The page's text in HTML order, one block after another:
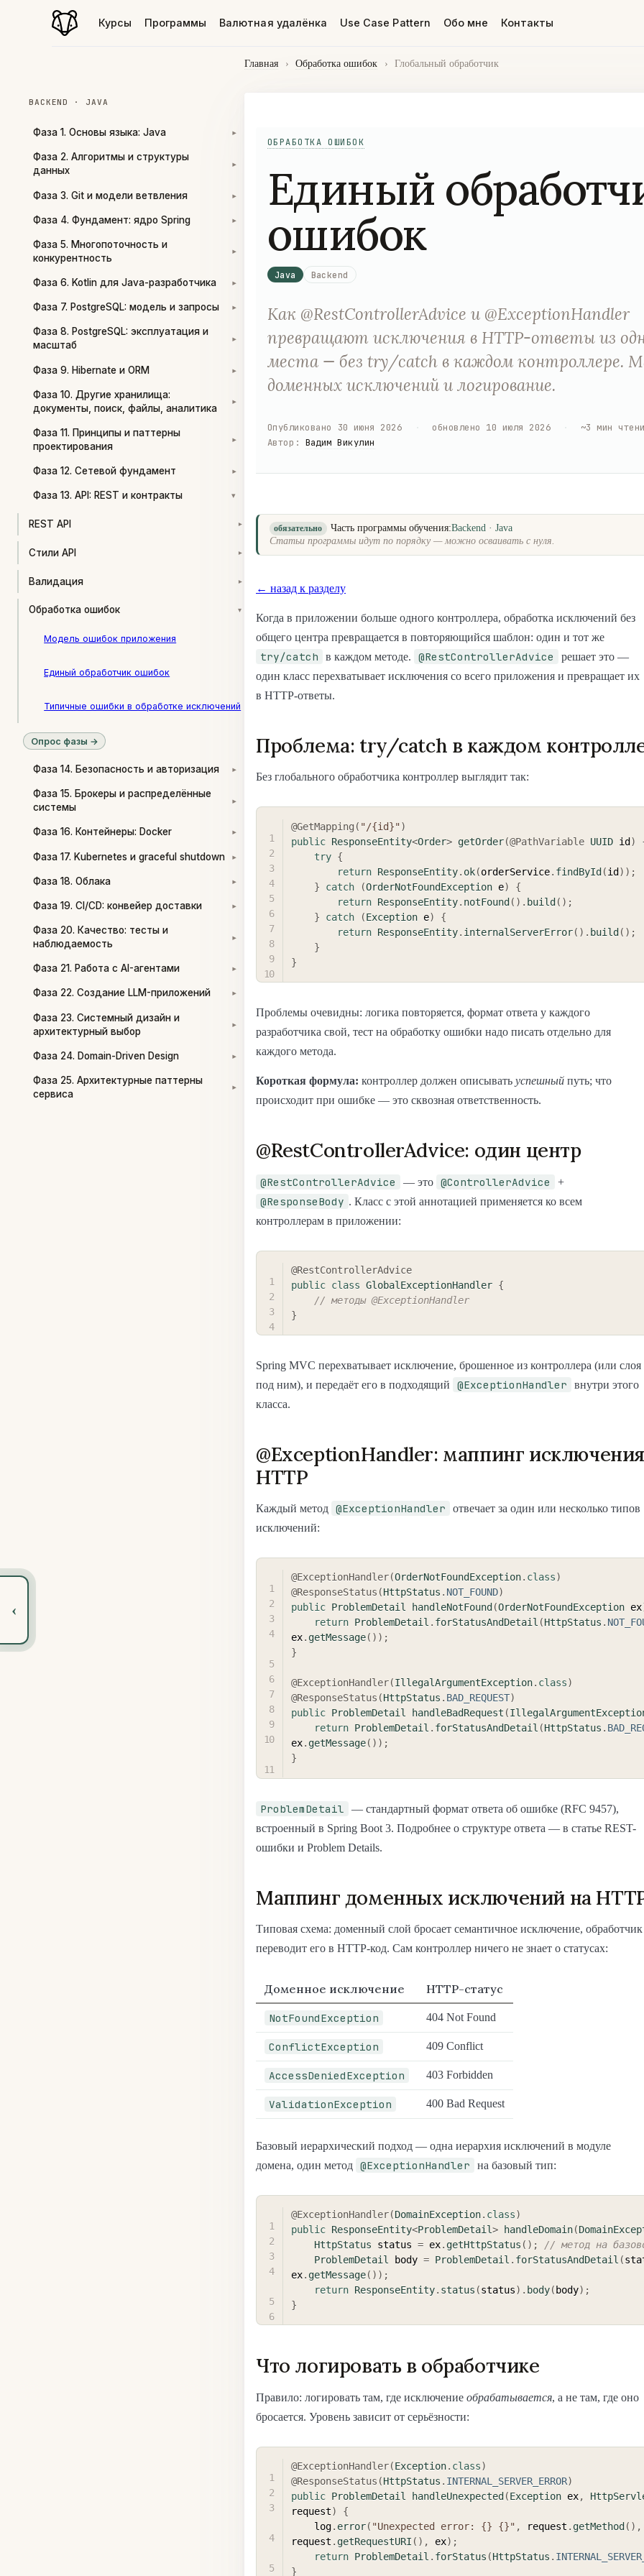
Курсы Программы Валютная удалёнка Use Case Pattern Обо мне Контакты
BACKEND · JAVA
Фаза 1. Основы языка: Java ▾
Фаза 2. Алгоритмы и структуры
данных
▾
Фаза 3. Git и модели ветвления ▾
Фаза 4. Фундамент: ядро Spring ▾
Фаза 5. Многопоточность и
конкурентность
▾
Фаза 6. Kotlin для Java-разработчика ▾
Фаза 7. PostgreSQL: модель и запросы ▾
Фаза 8. PostgreSQL: эксплуатация и
масштаб
▾
Фаза 9. Hibernate и ORM ▾
Фаза 10. Другие хранилища:
документы, поиск, файлы, аналитика
▾
Фаза 11. Принципы и паттерны
проектирования
▾
Фаза 12. Сетевой фундамент ▾
Фаза 13. API: REST и контракты ▾
REST API ▾
Стили API ▾
Валидация ▾
Обработка ошибок ▾
Модель ошибок приложения
Единый обработчик ошибок
Типичные ошибки в обработке исключений
Опрос фазы →
Фаза 14. Безопасность и авторизация ▾
Фаза 15. Брокеры и распределённые
системы
▾
Фаза 16. Контейнеры: Docker ▾
Фаза 17. Kubernetes и graceful shutdown ▾
Фаза 18. Облака ▾
Фаза 19. CI/CD: конвейер доставки ▾
Фаза 20. Качество: тесты и
наблюдаемость
▾
Фаза 21. Работа с AI-агентами ▾
Фаза 22. Создание LLM-приложений ▾
Фаза 23. Системный дизайн и
архитектурный выбор
▾
Фаза 24. Domain-Driven Design ▾
Фаза 25. Архитектурные паттерны
сервиса
▾
‹
Главная › Обработка ошибок › Глобальный обработчик
ОБРАБОТКА ОШИБОК
Единый
ошибок
Java Backend
Как @RestControllerAdvice и @ExceptionHandler
превращают исключения в HTTP-ответы из
места — без try/catch в каждом контроллере.
доменных исключений и логирование.
Опубликовано 30 июня 2026 обновлено 10 июля 2026 ~3 мин
Автор : Вадим Викулин
обязательно Часть программы обучения:Backend · Java
Статьи программы идут по порядку — можно осваивать с нуля.
← назад к разделу
Когда в приложении больше одного контроллера, обработка исключений без
общего центра превращается в повторяющийся шаблон: один и тот же
try/catch в каждом методе. @RestControllerAdvice
решает это —
один класс перехватывает исключения со всего приложения и превращает их
в HTTP-ответы.
Проблема: try/catch в каждом
Без глобального обработчика контроллер выглядит так:
@GetMapping ( "/{id}")
public ResponseEntity<Order> getOrder(@PathVariable UUID id)
try {
return ResponseEntity. ok(orderService. findById(id) ) ;
}
catch (OrderNotFoundException e)
{
return ResponseEntity. notFound( ) . build( ) ;
}
catch (Exception e)
{
return ResponseEntity. internalServerError( ) . build( ) ;
}
}
Проблемы очевидны: логика повторяется, формат ответа у каждого
разработчика свой, тест на обработку ошибки надо писать отдельно для
каждого метода.
Короткая формула: контроллер должен описывать успешный путь; что
происходит при ошибке — это сквозная ответственность.
@RestControllerAdvice: один центр
@RestControllerAdvice — это @ControllerAdvice +
@ResponseBody . Класс с этой аннотацией применяется ко всем
контроллерам в приложении:
@RestControllerAdvice
public class GlobalExceptionHandler {
// методы @ExceptionHandler
}
Spring MVC перехватывает исключение, брошенное из контроллера (или слоя
под ним), и передаёт его в подходящий
@ExceptionHandler
внутри этого
класса.
@ExceptionHandler: маппинг
HTTP
Каждый метод @ExceptionHandler
отвечает за один или несколько типов
исключений:
@ExceptionHandler(OrderNotFoundException. class)
@ResponseStatus (HttpStatus . NOT_FOUND)
public ProblemDetail handleNotFound (OrderNotFoundException ex
return ProblemDetail . forStatusAndDetail (HttpStatus .
ex. getMessage( ) ) ;
}
@ExceptionHandler(IllegalArgumentException. class)
@ResponseStatus (HttpStatus . BAD_REQUEST)
public ProblemDetail handleBadRequest (
return ProblemDetail . forStatusAndDetail (HttpStatus .
ex. getMessage( ) ) ;
}
ProblemDetail
— стандартный формат ответа об ошибке (RFC 9457),
встроенный в Spring Boot 3. Подробнее о структуре ответа — в статье REST-
ошибки и Problem Details.
Маппинг доменных исключений на
Типовая схема: доменный слой бросает семантичное исключение, обработчик
переводит его в HTTP-код. Сам контроллер ничего не знает о статусах:
Доменное исключение HTTP-статус
NotFoundException 404 Not Found
ConflictException 409 Conflict
AccessDeniedException 403 Forbidden
ValidationException 400 Bad Request
Базовый иерархический подход — одна иерархия исключений в модуле
домена, один метод @ExceptionHandler на базовый тип:
@ExceptionHandler(DomainException. class)
public ResponseEntity<ProblemDetail> handleDomain(
HttpStatus status = ex. getHttpStatus ( ) ;
// метод на
ProblemDetail body = ProblemDetail . forStatusAndDetail (
ex. getMessage( ) ) ;
return ResponseEntity. status (status) . body( body) ;
}
Что логировать в обработчике
Правило: логировать там, где исключение обрабатывается, а не там, где оно
бросается. Уровень зависит от серьёзности:
@ExceptionHandler(Exception. class)
@ResponseStatus (HttpStatus . INTERNAL_SERVER_ERROR)
public ProblemDetail handleUnexpected (Exception ex,
request)
{
    log
. error( "Unexpected error: {} {}" , request . getMethod ( ) ,
request . getRequestURI ( ) , ex) ;
return ProblemDetail . forStatus (HttpStatus .
}